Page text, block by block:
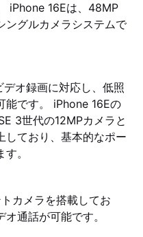
iPhone 16Eは、48MP
ングルカメラシステムで
オ録画に対応し、低照
能です。 iPhone 16Eの
3世代の12MPカメラと
しており、基本的なポー
。
カメラを搭載してお
通話が可能です。